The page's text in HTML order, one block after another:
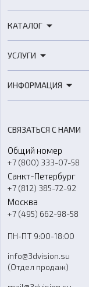
КАТАЛОГ
3D-сканеры
Расходные
Оборудование и
Аксессуары и
Программное
УСЛУГИ
3D-моделирование
Ремонт и услуги
ИНФОРМАЦИЯ
О компании
Контакты
Гос. закупки
Стать дилером
Блог
FAQ
СВЯЗАТЬСЯ С НАМИ
Общий номер
+7 (800) 333-07-58
Санкт-Петербург
+7 (812) 385-72-92
Москва
+7 (495) 662-98-58
ПН-ПТ 9:00-18:00
info@3dvision.su
(Отдел продаж)